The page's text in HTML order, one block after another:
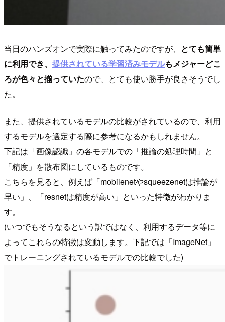
当日のハンズオンで実際に触ってみたのですが、 とても簡単
に利用でき、 提供されている学習済みモデルもメジャーどこ
ろが色々と揃っていたので、とても使い勝手が良さそうでし
た。
また、提供されているモデルの比較がされているので、利用
するモデルを選定する際に参考になるかもしれません。
下記は「画像認識」の各モデルでの「推論の処理時間」と
「精度」を散布図にしているものです。
こちらを見ると、例えば「mobilenetやsqueezenetは推論が
早い」、「resnetは精度が高い」といった特徴がわかりま
す。
(いつでもそうなるという訳ではなく、利用するデータ等に
よってこれらの特徴は変動します。下記では「ImageNet」
でトレーニングされているモデルでの比較でした)